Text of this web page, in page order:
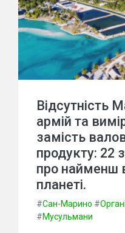
Відсутність
армій та
замість
продукту: 22
про найменш
планеті.
#Сан-Марино #
#Мусульмани